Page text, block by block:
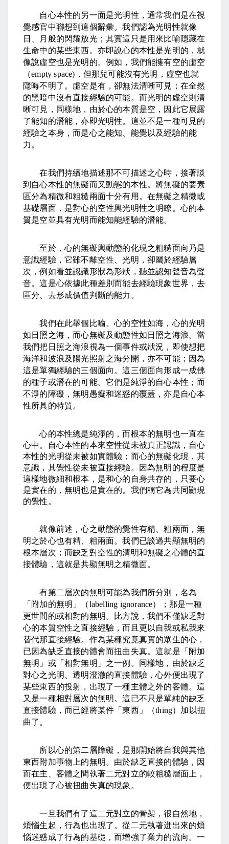
自心本性的另一面是光明性，通常我們是在視
覺感官中聯想到這個辭彙。我們認為光明性就像
日、月般的閃耀放光；其實這只是用來比喻隱藏在
生命中的某些東西。亦即說心的本性是光明的，就
像說虛空也是光明的。例如，我們能擁有空的虛空
（empty space) ，但那兒可能沒有光明，虛空也就
隱晦不明了。虛空是有，卻無法清晰可見；在全然
的黑暗中沒有直接經驗的可能。而光明的虛空則清
晰可見，同樣地，由於心的本質是空，因此它展露
了能知的潛能，亦即光明性。這並不是一種可見的
經驗之本身，而是心之能知、能覺以及經驗的能
力。
在我們持續地描述那不可描述之心時，接著談
到自心本性的無礙而又動態的本性。將無礙的要素
區分為精微和粗糙兩面十分有用。在無礙之精微或
基礎層面，是對心的空性輿光明性之明瞭。心的本
質是空並具有光明而能知能經驗的潛能。
至於，心的無礙輿動態的化現之粗糙面向乃是
意識經驗，它雖不離空性、光明，卻屬於經驗層
次，例如看並認識形狀為形狀，聽並認知聲音為聲
音。這是心依據此種差別而能去經驗現象世界，去
區分、去形成價值判斷的能力。
我們在此舉個比喻。心的空性如海，心的光明
如日照之海，而心無礙及動態性如日照之海浪。當
我們把日照之海浪視為一個事件或狀況，即使想把
海洋和波浪及陽光照射之海分開，亦不可能；因為
這是單獨經驗的三個面向。這三個面向形成一成佛
的種子或潛在的可能。它們是純淨的自心本性；而
不淨的障礙，無明愚癡和迷惑的覆蓋，亦是自心本
性所具的特質。
心的本性總是純淨的，而根本的無明也一直在
心中。自心本性的本來空性從未被真正認識，自心
本性的光明從未被如實體驗；而心的無礙化現，其
意識，其覺性從未被直接經驗。因為無明的程度是
這樣地微細和根本，是和心的自身共存的，只要心
是實在的，無明也是實在的。我們稱它為共同顯現
的覺性。
就像前述，心之動態的覺性有精、粗兩面，無
明之於心也有精、粗兩面。我們已談過共顯無明的
根本層次；而缺乏對空性的清明和無礙之心體的直
接體驗，這就是共顯無明之精微面。
有第二層次的無明可能為我們所分別，名為
「附加的無明」（labelling ignorance）；那是一種
更世間的或相對的無明。比方說，我們不僅缺乏對
心的本質空性之直接經驗，而且更以自我或私我來
替代那直接經驗。作為某種究竟真實的眾生的心，
已因為缺乏直接的體會而扭曲失真。這就是「附加
無明」或「相對無明」之一例。同樣地，由於缺乏
對心之光明、透明澄澈的直接體驗，心外便出現了
某些東西的投射，出現了一種主體之外的客體。這
又是一種相對層次的無明。這已不只是單純的缺乏
直接體驗，而已經將某件「東西」（thing）加以扭
曲了。
所以心的第二層障礙，是那開始將自我與其他
東西附加事物上的無明。由於缺乏直接的體驗，因
而在主、客體之間執著二元對立的較粗糙層面上，
便出現了心被扭曲失真的現象。
一旦我們有了這二元對立的骨架，很自然地，
煩惱生起，行為也出現了。從二元執著迸出來的煩
惱迷惑成了行為的基礎，而增強了業力的流向。一